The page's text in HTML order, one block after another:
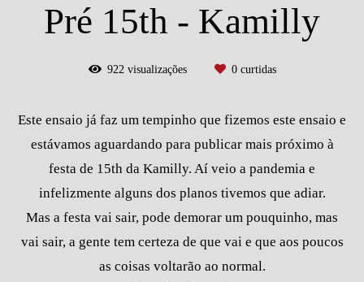
Pré 15th - Kamilly
922visualizações 0curtidas
Este ensaio já faz um tempinho que fizemos este ensaio e
estávamos aguardando para publicar mais próximo à
festa de 15th da Kamilly. Aí veio a pandemia e
infelizmente alguns dos planos tivemos que adiar.
Mas a festa vai sair, pode demorar um pouquinho, mas
vai sair, a gente tem certeza de que vai e que aos poucos
as coisas voltarão ao normal.